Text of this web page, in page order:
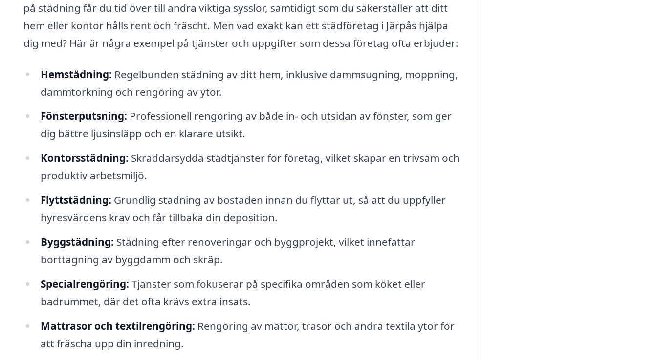
på städning får du tid över till andra viktiga sysslor, samtidigt som du säkerställer att ditt
hem eller kontor hålls rent och fräscht. Men vad exakt kan ett städföretag i Järpås hjälpa
dig med? Här är några exempel på tjänster och uppgifter som dessa företag ofta erbjuder:
Hemstädning: Regelbunden städning av ditt hem, inklusive dammsugning, moppning,
dammtorkning och rengöring av ytor.
Fönsterputsning: Professionell rengöring av både in- och utsidan av fönster, som ger
dig bättre ljusinsläpp och en klarare utsikt.
Kontorsstädning: Skräddarsydda städtjänster för företag, vilket skapar en trivsam och
produktiv arbetsmiljö.
Flyttstädning: Grundlig städning av bostaden innan du flyttar ut, så att du uppfyller
hyresvärdens krav och får tillbaka din deposition.
Byggstädning: Städning efter renoveringar och byggprojekt, vilket innefattar
borttagning av byggdamm och skräp.
Specialrengöring: Tjänster som fokuserar på specifika områden som köket eller
badrummet, där det ofta krävs extra insats.
Mattrasor och textilrengöring: Rengöring av mattor, trasor och andra textila ytor för
att fräscha upp din inredning.